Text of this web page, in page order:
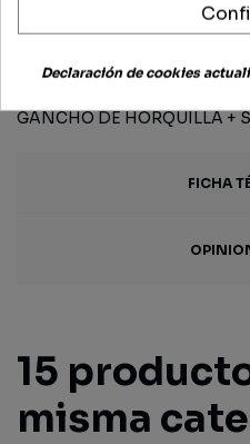
GANCHO DE HORQUILLA +
FICHA
15
misma
Declaración de cookies